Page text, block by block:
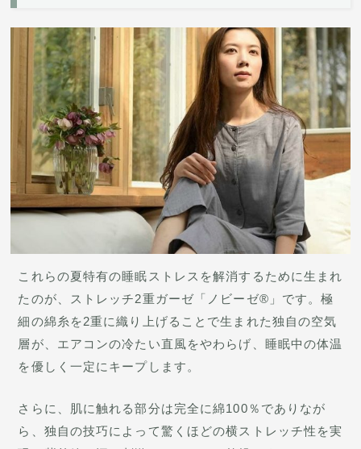
これらの夏特有の睡眠ストレスを解消するために生まれ
たのが、ストレッチ2重ガーゼ「ノビーゼ®」です。極
細の綿糸を2重に織り上げることで生まれた独自の空気
層が、エアコンの冷たい直風をやわらげ、睡眠中の体温
を優しく一定にキープします。
さらに、肌に触れる部分は完全に綿100％でありなが
ら、独自の技巧によって驚くほどの横ストレッチ性を実